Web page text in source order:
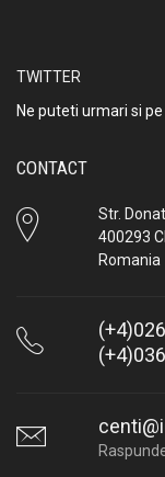
TWITTER
Ne puteti urmari si
CONTACT
Str.
400293
Romania